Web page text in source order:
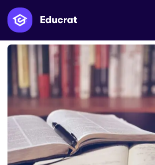
Home Posts tagged "case studies"